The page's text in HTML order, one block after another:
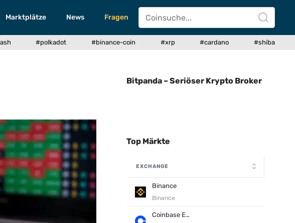
Marktplätze News Fragen
#polkadot #binance-coin #xrp #cardano #shiba
Bitpanda – Seriöser Krypto Broker
Top Märkte
EXCHANGE
Binance
Binance
Coinbase Exchange